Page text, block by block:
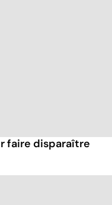
faire disparaître